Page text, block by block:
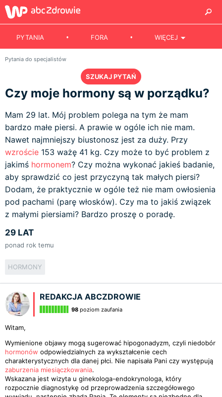
PYTANIA FORA WIĘCEJ
Pytania do specjalistów
SZUKAJ PYTAŃ
Czy moje hormony są w porządku?
Mam 29 lat. Mój problem polega na tym że mam
bardzo małe piersi. A prawie w ogóle ich nie mam.
Nawet najmniejszy biustonosz jest za duży. Przy
wzroście 153 ważę 41 kg. Czy może to być problem z
jakimś hormonem? Czy można wykonać jakieś badanie,
aby sprawdzić co jest przyczyną tak małych piersi?
Dodam, że praktycznie w ogóle też nie mam owłosienia
pod pachami (parę włosków). Czy ma to jakiś związek
z małymi piersiami? Bardzo proszę o poradę.
29 LAT
ponad rok temu
HORMONY
REDAKCJA ABCZDROWIE
98 poziom zaufania
Witam,
Wymienione objawy mogą sugerować hipogonadyzm, czyli niedobór
hormonów odpowiedzialnych za wykształcenie cech
charakterystycznych dla danej płci. Nie napisała Pani czy występują
zaburzenia miesiączkowania.
Wskazana jest wizyta u ginekologa-endokrynologa, który
rozpocznie diagnostykę od przeprowadzenia szczegółowego